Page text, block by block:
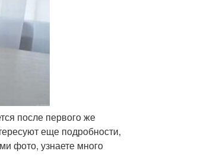
после первого же
еще подробности,
фото, узнаете много